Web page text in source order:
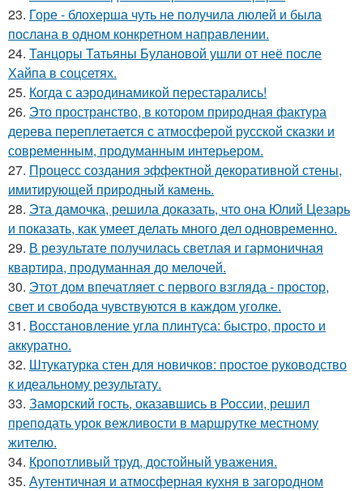
23. Горе - блохерша чуть не получила люлей и была
послана в одном конкретном направлении.
24. Танцоры Татьяны Булановой ушли от неё после
Хайпа в соцсетях.
25. Когда с аэродинамикой перестарались!
26. Это пространство, в котором природная фактура
дерева переплетается с атмосферой русской сказки и
современным, продуманным интерьером.
27. Процесс создания эффектной декоративной стены,
имитирующей природный камень.
28. Эта дамочка, решила доказать, что она Юлий Цезарь
и показать, как умеет делать много дел одновременно.
29. В результате получилась светлая и гармоничная
квартира, продуманная до мелочей.
30. Этот дом впечатляет с первого взгляда - простор,
свет и свобода чувствуются в каждом уголке.
31. Восстановление угла плинтуса: быстро, просто и
аккуратно.
32. Штукатурка стен для новичков: простое руководство
к идеальному результату.
33. Заморский гость, оказавшись в России, решил
преподать урок вежливости в маршрутке местному
жителю.
34. Кропотливый труд, достойный уважения.
35. Аутентичная и атмосферная кухня в загородном